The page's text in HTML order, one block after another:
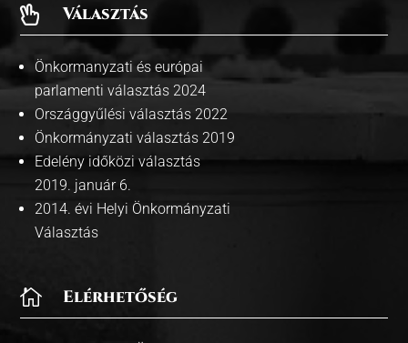
 Választás
Önkormanyzati és európai
parlamenti választás 2024
Országgyűlési választás 2022
Önkormányzati választás 2019
Edelény időközi választás
2019. január 6.
2014. évi Helyi Önkormányzati
Választás
 Elérhetőség